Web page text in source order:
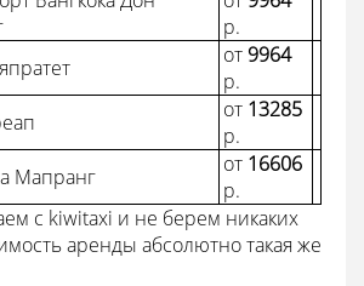
p.
от 9964
p.
от 13285
p.
Мапранг от 16606
p.
с kiwitaxi и не берем никаких
аренды абсолютно такая же